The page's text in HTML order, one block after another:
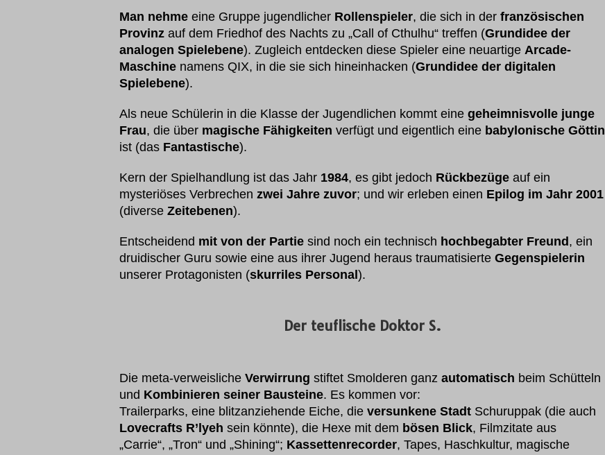
Man nehme eine Gruppe jugendlicher Rollenspieler, die sich in der französischen
Provinz auf dem Friedhof des Nachts zu „Call of Cthulhu“ treffen (Grundidee der
analogen Spielebene). Zugleich entdecken diese Spieler eine neuartige Arcade-
Maschine namens QIX, in die sie sich hineinhacken (Grundidee der digitalen
Spielebene).
Als neue Schülerin in die Klasse der Jugendlichen kommt eine geheimnisvolle junge
Frau, die über magische Fähigkeiten verfügt und eigentlich eine babylonische Göttin
ist (das Fantastische).
Kern der Spielhandlung ist das Jahr 1984, es gibt jedoch Rückbezüge auf ein
mysteriöses Verbrechen zwei Jahre zuvor; und wir erleben einen Epilog im Jahr 2001
(diverse Zeitebenen).
Entscheidend mit von der Partie sind noch ein technisch hochbegabter Freund , ein
druidischer Guru sowie eine aus ihrer Jugend heraus traumatisierte Gegenspielerin
unserer Protagonisten (skurriles Personal ).
Der teuflische Doktor S.
Die meta-verweisliche Verwirrung stiftet Smolderen ganz automatisch beim Schütteln
und Kombinieren seiner Bausteine. Es kommen vor:
Trailerparks, eine blitzanziehende Eiche, die versunkene Stadt Schuruppak (die auch
Lovecrafts R’lyeh sein könnte), die Hexe mit dem bösen Blick, Filmzitate aus
„Carrie“, „Tron“ und „Shining“; Kassettenrecorder, Tapes, Haschkultur, magische